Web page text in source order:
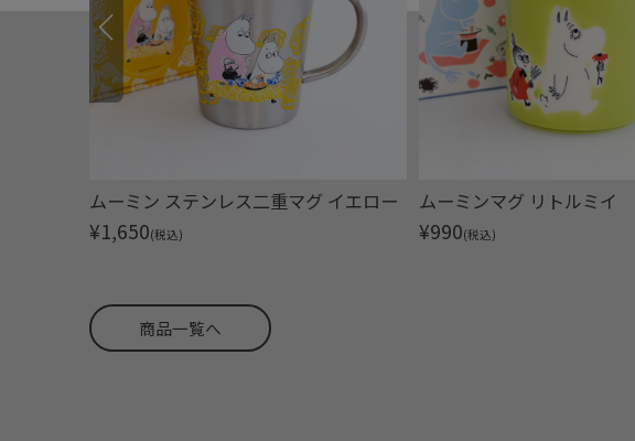
ムーミン ステンレス二重マグ イエロー
¥1,650(税込)
ムーミンマグ リトルミイ
¥990(税込)
商品一覧へ